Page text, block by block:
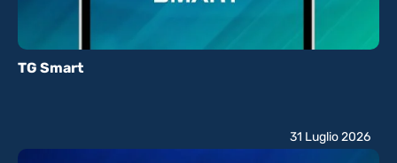
TG Smart
31 Luglio 2026